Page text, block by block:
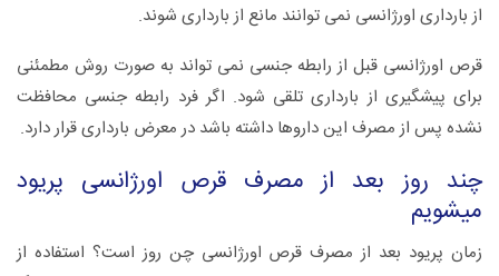
از بارداری اورژانسی نمی توانند مانع از بارداری شوند.
قرص اورژانسی قبل از رابطه جنسی نمی تواند به صورت روش مطمئنی
برای پیشگیری از بارداری تلقی شود. اگر فرد رابطه جنسی محافظت
نشده پس از مصرف این داروها داشته باشد در معرض بارداری قرار دارد.
چند روز بعد از مصرف قرص اورژانسی پریود
میشویم
زمان پریود بعد از مصرف قرص اورژانسی چن روز است؟ استفاده از